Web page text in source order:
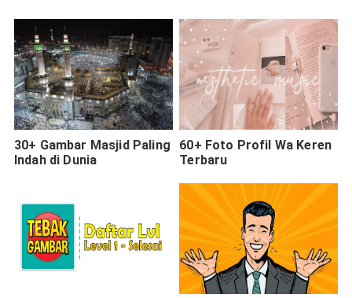
30+ Gambar Masjid Paling
Indah di Dunia
60+ Foto Profil Wa Keren
Terbaru